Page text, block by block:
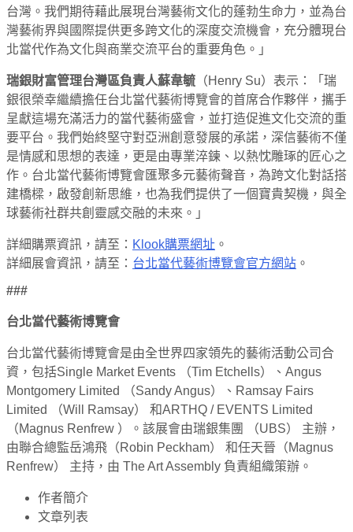
台灣。我們期待藉此展現台灣藝術文化的蓬勃生命力，並為台
灣藝術界與國際提供更多跨文化的深度交流機會，充分體現台
北當代作為文化與商業交流平台的重要角色。」
瑞銀財富管理台灣區負責人蘇韋毓 （Henry Su）表示：「瑞
銀很榮幸繼續擔任台北當代藝術博覽會的首席合作夥伴，攜手
呈獻這場充滿活力的當代藝術盛會，並打造促進文化交流的重
要平台。我們始終堅守對亞洲創意發展的承諾，深信藝術不僅
是情感和思想的表達，更是由專業淬鍊、以熱忱雕琢的匠心之
作。台北當代藝術博覽會匯聚多元藝術聲音，為跨文化對話搭
建橋樑，啟發創新思維，也為我們提供了一個寶貴契機，與全
球藝術社群共創靈感交融的未來。」
詳細購票資訊，請至： Klook購票網址 。
詳細展會資訊，請至： 台北當代藝術博覽會官方網站 。
###
台北當代藝術博覽會
台北當代藝術博覽會是由全世界四家領先的藝術活動公司合
資，包括Single Market Events （Tim Etchells）、Angus
Montgomery Limited （Sandy Angus）、Ramsay Fairs
Limited （Will Ramsay） 和ARTHQ / EVENTS Limited
（Magnus Renfrew ）。該展會由瑞銀集團 （UBS） 主辦，
由聯合總監岳鴻飛（Robin Peckham） 和任天晉（Magnus
Renfrew） 主持，由 The Art Assembly 負責組織策辦。
作者簡介
文章列表